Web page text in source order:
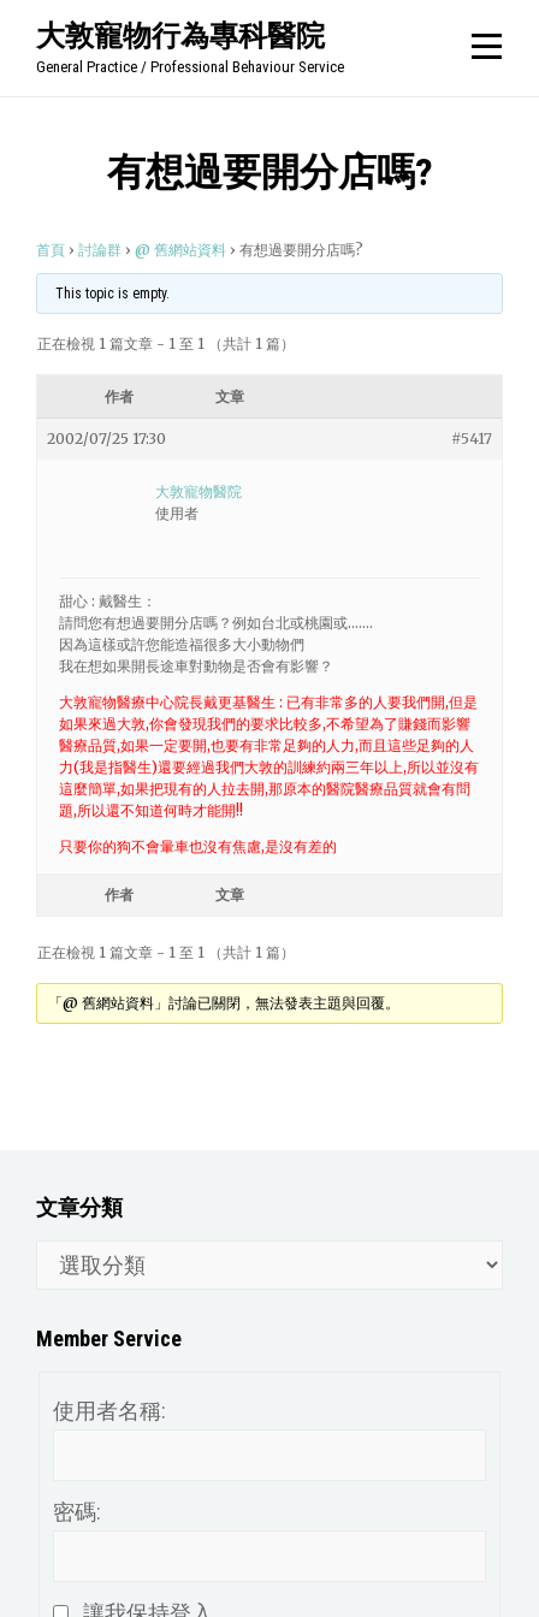
大敦寵物行為專科醫院
General Practice / Professional Behaviour Service
有想過要開分店嗎?
首頁 › 討論群 › @ 舊網站資料 › 有想過要開分店嗎?
This topic is empty.
正在檢視 1 篇文章 - 1 至 1 （共計 1 篇）
作者 文章
2002/07/25 17:30 #5417
大敦寵物醫院
使用者
甜心 : 戴醫生：
請問您有想過要開分店嗎？例如台北或桃園或…….
因為這樣或許您能造福很多大小動物們
我在想如果開長途車對動物是否會有影響？
大敦寵物醫療中心院長戴更基醫生 : 已有非常多的人要我們開,但是
如果來過大敦,你會發現我們的要求比較多,不希望為了賺錢而影響
醫療品質,如果一定要開,也要有非常足夠的人力,而且這些足夠的人
力(我是指醫生)還要經過我們大敦的訓練約兩三年以上,所以並沒有
這麼簡單,如果把現有的人拉去開,那原本的醫院醫療品質就會有問
題,所以還不知道何時才能開!!
只要你的狗不會暈車也沒有焦慮,是沒有差的
作者 文章
正在檢視 1 篇文章 - 1 至 1 （共計 1 篇）
「@ 舊網站資料」討論已關閉，無法發表主題與回覆。
文章分類
分
Member Service
使用者名稱:
密碼: